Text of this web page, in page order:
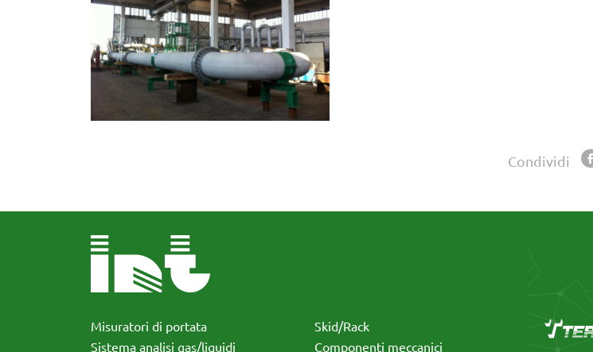
Condividi
Misuratori di portata
Sistema analisi gas/liquidi
Skid/Rack
Componenti meccanici